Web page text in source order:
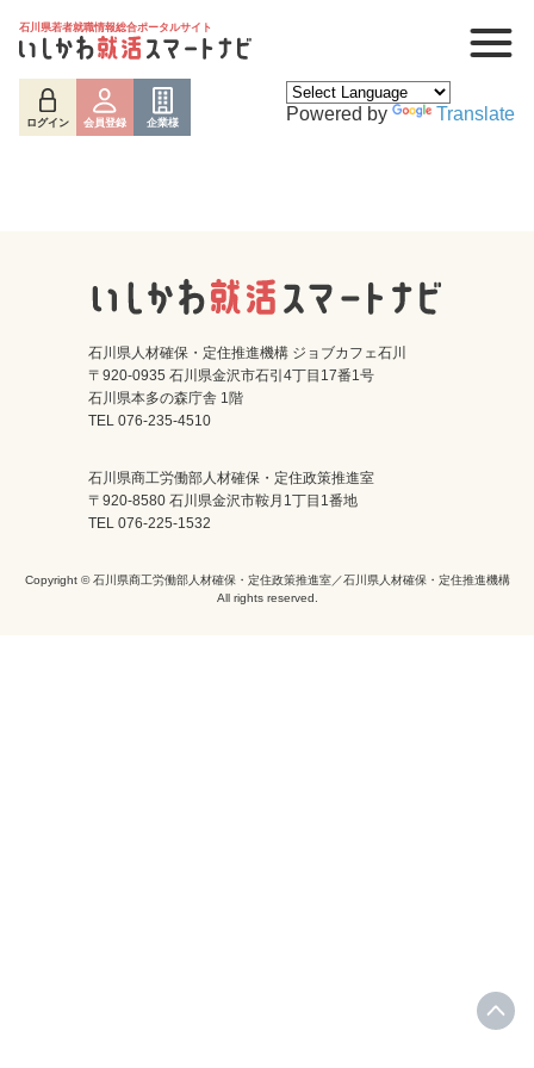
石川県若者就職情報総合ポータルサイト
ログイン 会員登録 企業様 Powered by Translate
ログイン
石川県人材確保・定住推進機構 ジョブカフェ石川
〒920-0935 石川県金沢市石引4丁目17番1号
石川県本多の森庁舎 1階
TEL 076-235-4510
石川県商工労働部人材確保・定住政策推進室
〒920-8580 石川県金沢市鞍月1丁目1番地
TEL 076-225-1532
Copyright © 石川県商工労働部人材確保・定住政策推進室／石川県人材確保・定住推進機構
All rights reserved.